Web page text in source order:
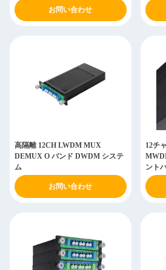
お問い合わせ
高隔離 12CH LWDM MUX
DEMUX O バンド DWDM システ
ム
お問い合わせ
12チ
ント
Low